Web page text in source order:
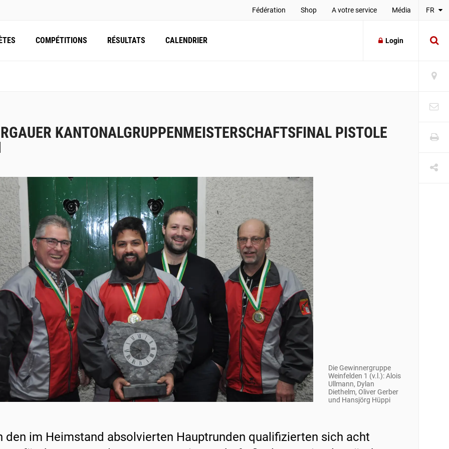
Fédération Shop A votre service Média FR
COMPÉTITIONS RÉSULTATS CALENDRIER Login
KANTONALGRUPPENMEISTERSCHAFTSFINAL PISTOLE
Die Gewinnergruppe
Weinfelden 1 (v.l.): Alois
Ullmann, Dylan
Diethelm, Oliver Gerber
und Hansjörg Hüppi
den im Heimstand absolvierten Hauptrunden qualifizierten sich acht